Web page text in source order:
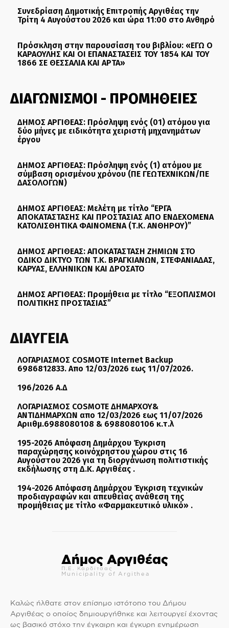
Συνεδρίαση Δημοτικής Επιτροπής Αργιθέας την
Τρίτη 4 Αυγούστου 2026 και ώρα 11:00 στο Ανθηρό
Πρόσκληση στην παρουσίαση του βιβλίου: «ΕΓΩ Ο
ΚΑΡΑΟΥΛΗΣ ΚΑΙ ΟΙ ΕΠΑΝΑΣΤΑΣΕΙΣ ΤΟΥ 1854 ΚΑΙ ΤΟΥ
1866 ΣΕ ΘΕΣΣΑΛΙΑ ΚΑΙ ΑΡΤΑ»
ΔΙΑΓΩΝΙΣΜΟΙ - ΠΡΟΜΗΘΕΙΕΣ
ΔΗΜΟΣ ΑΡΓΙΘΕΑΣ: Πρόσληψη ενός (01) ατόμου για
δύο μήνες με ειδικότητα χειριστή μηχανημάτων
έργου
ΔΗΜΟΣ ΑΡΓΙΘΕΑΣ: Πρόσληψη ενός (1) ατόμου με
σύμβαση ορισμένου χρόνου (ΠΕ ΓΕΩΤΕΧΝΙΚΩΝ/ΠΕ
ΔΑΣΟΛΟΓΩΝ)
ΔΗΜΟΣ ΑΡΓΙΘΕΑΣ: Μελέτη με τίτλο “ΕΡΓΑ
ΑΠΟΚΑΤΑΣΤΑΣΗΣ ΚΑΙ ΠΡΟΣΤΑΣΙΑΣ ΑΠΟ ΕΝΔΕΧΟΜΕΝΑ
ΚΑΤΟΛΙΣΘΗΤΙΚΑ ΦΑΙΝΟΜΕΝΑ (Τ.Κ. ΑΝΘΗΡΟΥ)”
ΔΗΜΟΣ ΑΡΓΙΘΕΑΣ: ΑΠΟΚΑΤΑΣΤΑΣΗ ΖΗΜΙΩΝ ΣΤΟ
ΟΔΙΚΟ ΔΙΚΤΥΟ ΤΩΝ Τ.Κ. ΒΡΑΓΚΙΑΝΩΝ, ΣΤΕΦΑΝΙΑΔΑΣ,
ΚΑΡΥΑΣ, ΕΛΛΗΝΙΚΩΝ ΚΑΙ ΔΡΟΣΑΤΟ
ΔΗΜΟΣ ΑΡΓΙΘΕΑΣ: Προμήθεια με τίτλο “ΕΞΟΠΛΙΣΜΟΙ
ΠΟΛΙΤΙΚΗΣ ΠΡΟΣΤΑΣΙΑΣ”
ΔΙΑΥΓΕΙΑ
ΛΟΓΑΡΙΑΣΜΟΣ COSMOTE Internet Backup
6986812833. Απο 12/03/2026 εως 11/07/2026.
196/2026 Α.Δ
ΛΟΓΑΡΙΑΣΜΟΣ COSMOTE ΔΗΜΑΡΧΟΥ&
ΑΝΤΙΔΗΜΑΡΧΩΝ απο 12/03/2026 εως 11/07/2026
Αριιθμ.6988080108 & 6988080106 κ.τ.λ
195-2026 Απόφαση Δημάρχου Έγκριση
παραχώρησης κοινόχρηστου χώρου στις 16
Αυγούστου 2026 για τη διοργάνωση πολιτιστικής
εκδήλωσης στη Δ.Κ. Αργιθέας .
194-2026 Απόφαση Δημάρχου Έγκριση τεχνικών
προδιαγραφών και απευθείας ανάθεση της
προμήθειας με τίτλο «Φαρμακευτικό υλικό» .
Δήμος Αργιθέας
Π.Ε. Καρδίτσας
Municipality of Argithea
Καλώς ήλθατε στον επίσημο ιστότοπο του Δήμου
Αργιθέας ο οποίος δημιουργήθηκε και λειτουργεί έχοντας
ως βασικό στόχο την έγκαιρη και έγκυρη ενημέρωση